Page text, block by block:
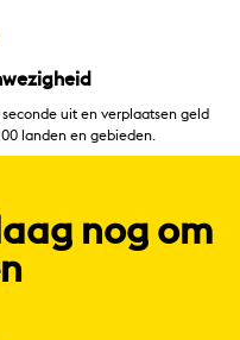
uit en verplaatsen geld
landen en gebieden.
nog om